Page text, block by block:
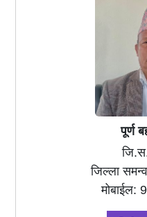
पूर्ण
जिल्ला
मोबाईल: